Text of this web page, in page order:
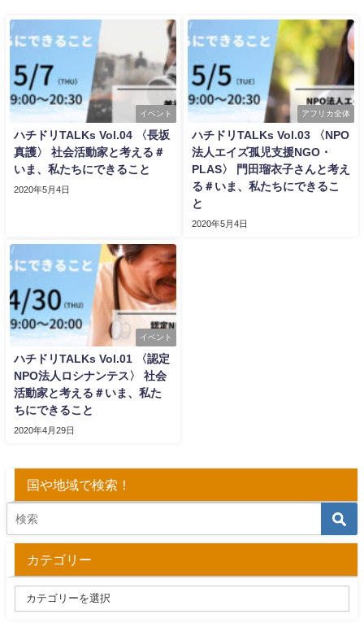
イベント
ハチドリTALKs Vol.04 〈長坂
真護〉 社会活動家と考える＃
いま、私たちにできること
2020年5月4日
アフリカ全体
ハチドリTALKs Vol.03 〈NPO
法人エイズ孤児支援NGO・
PLAS〉 門田瑠衣子さんと考え
る＃いま、私たちにできるこ
と
2020年5月4日
イベント
ハチドリTALKs Vol.01 〈認定
NPO法人ロシナンテス〉 社会
活動家と考える＃いま、私た
ちにできること
2020年4月29日
国や地域で検索！
カテゴリー